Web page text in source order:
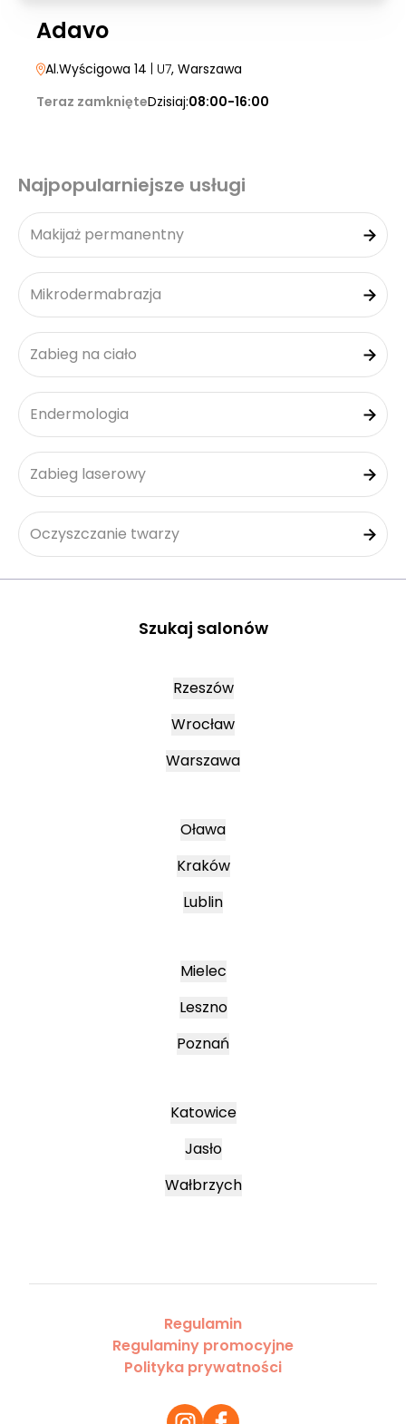
Adavo
Al.Wyścigowa 14 | U7, Warszawa
Teraz zamknięteDzisiaj:08:00-16:00
Najpopularniejsze usługi
Makijaż permanentny
Mikrodermabrazja
Zabieg na ciało
Endermologia
Zabieg laserowy
Oczyszczanie twarzy
Szukaj salonów
Rzeszów
Wrocław
Warszawa
Oława
Kraków
Lublin
Mielec
Leszno
Poznań
Katowice
Jasło
Wałbrzych
Regulamin
Regulaminy promocyjne
Polityka prywatności